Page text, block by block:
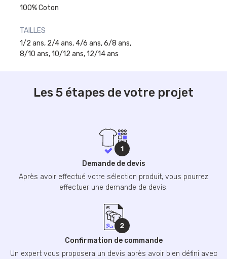
100% Coton
TAILLES
1/2 ans, 2/4 ans, 4/6 ans, 6/8 ans,
8/10 ans, 10/12 ans, 12/14 ans
Les 5 étapes de votre projet
Demande de devis
Après avoir effectué votre sélection produit, vous pourrez
effectuer une demande de devis.
Confirmation de commande
Un expert vous proposera un devis après avoir bien défini avec